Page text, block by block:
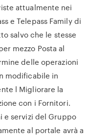
attualmente nei
e Telepass Family di
salvo che le stesse
mezzo Posta al
delle operazioni
modificabile in
l Migliorare la
con i Fornitori.
e servizi del Gruppo
al portale avrà a